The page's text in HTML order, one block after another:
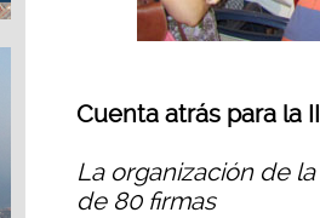
Cuenta atrás para la
La organización de
de 80 firmas